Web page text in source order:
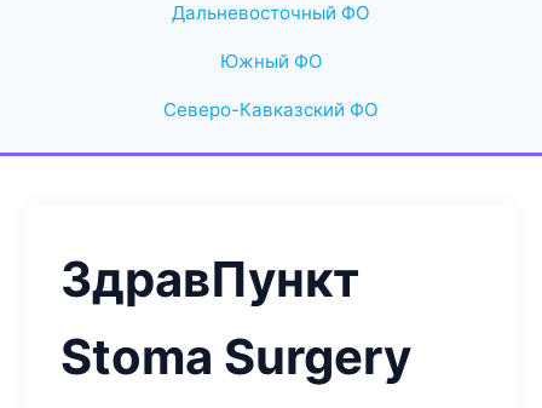
Дальневосточный ФО
Южный ФО
Северо-Кавказский ФО
ЗдравПункт
Stoma Surgery